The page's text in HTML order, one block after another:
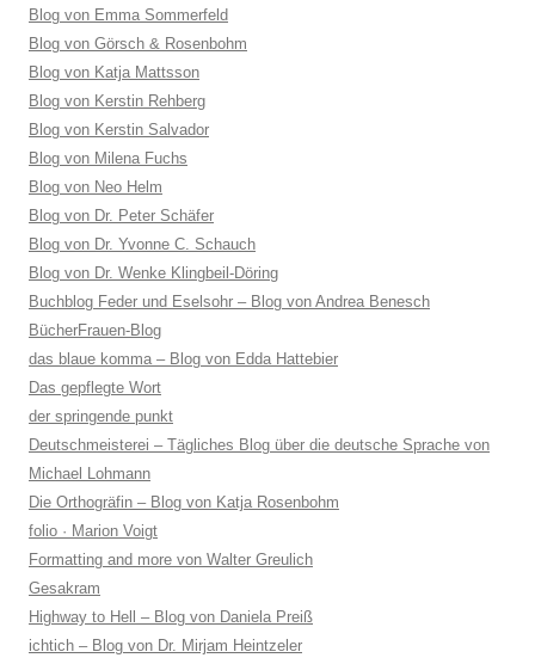
Blog von Emma Sommerfeld
Blog von Görsch & Rosenbohm
Blog von Katja Mattsson
Blog von Kerstin Rehberg
Blog von Kerstin Salvador
Blog von Milena Fuchs
Blog von Neo Helm
Blog von Dr. Peter Schäfer
Blog von Dr. Yvonne C. Schauch
Blog von Dr. Wenke Klingbeil-Döring
Buchblog Feder und Eselsohr – Blog von Andrea Benesch
BücherFrauen-Blog
das blaue komma – Blog von Edda Hattebier
Das gepflegte Wort
der springende punkt
Deutschmeisterei – Tägliches Blog über die deutsche Sprache von
Michael Lohmann
Die Orthogräfin – Blog von Katja Rosenbohm
folio · Marion Voigt
Formatting and more von Walter Greulich
Gesakram
Highway to Hell – Blog von Daniela Preiß
ichtich – Blog von Dr. Mirjam Heintzeler